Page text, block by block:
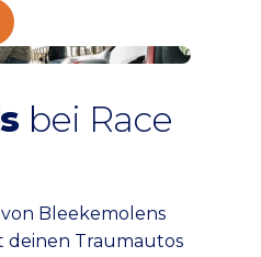
bei Race
von Bleekemolens
deinen Traumautos